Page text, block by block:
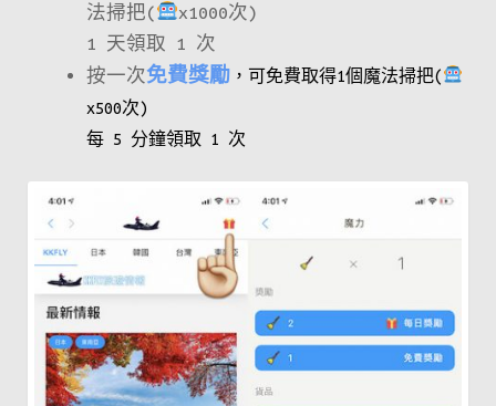
法掃把(
x1000次)
1 天領取 1 次
按一次免費獎勵，可免費取得1個魔法掃把(
x500次)
每 5 分鐘領取 1 次